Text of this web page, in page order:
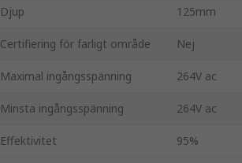
Djup 125mm
Certifiering för farligt område Nej
Maximal ingångsspänning 264V ac
Minsta ingångsspänning 264V ac
Effektivitet 95%